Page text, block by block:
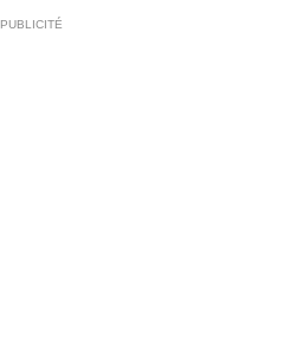
PUBLICITÉ